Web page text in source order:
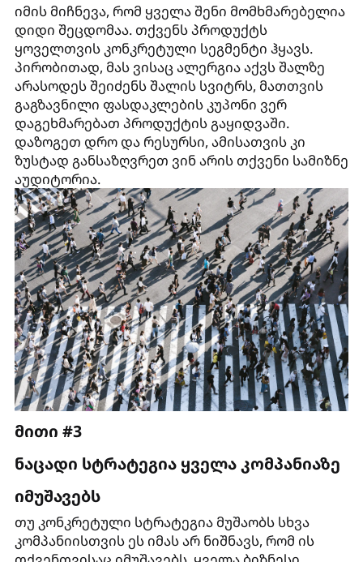
იმის მიჩნევა, რომ ყველა შენი მომხმარებელია
დიდი შეცდომაა. თქვენს პროდუქტს
ყოველთვის კონკრეტული სეგმენტი ჰყავს.
პირობითად, მას ვისაც ალერგია აქვს შალზე
არასოდეს შეიძენს შალის სვიტრს, მათთვის
გაგზავნილი ფასდაკლების კუპონი ვერ
დაგეხმარებათ პროდუქტის გაყიდვაში.
დაზოგეთ დრო და რესურსი, ამისათვის კი
ზუსტად განსაზღვრეთ ვინ არის თქვენი სამიზნე
აუდიტორია.
მითი #3
ნაცადი სტრატეგია ყველა კომპანიაზე
იმუშავებს
თუ კონკრეტული სტრატეგია მუშაობს სხვა
კომპანიისთვის ეს იმას არ ნიშნავს, რომ ის